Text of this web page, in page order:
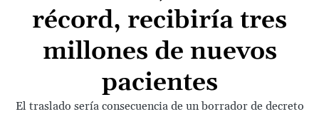
récord, recibiría tres
millones de nuevos
pacientes
El traslado sería consecuencia de un borrador de decreto